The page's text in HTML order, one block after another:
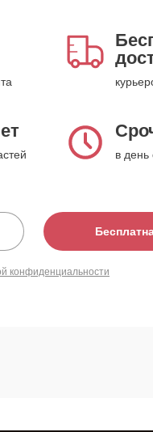
в
конфиденциальности